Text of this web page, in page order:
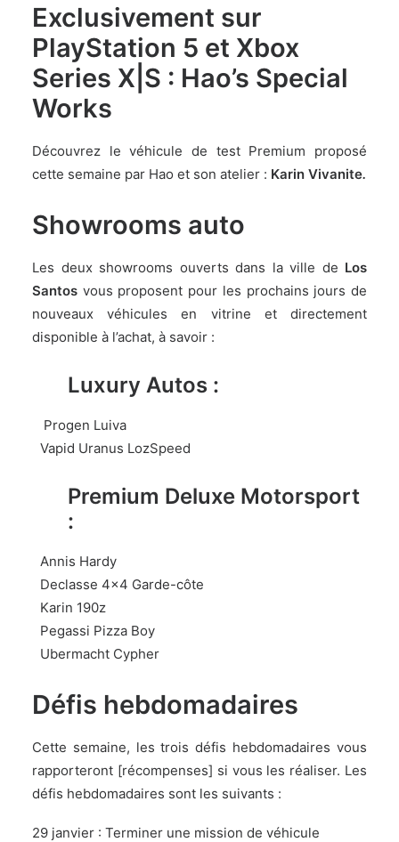
Exclusivement sur
PlayStation 5 et Xbox
Series X|S : Hao’s Special
Works
Découvrez le véhicule de test Premium proposé
cette semaine par Hao et son atelier : Karin Vivanite.
Showrooms auto
Les deux showrooms ouverts dans la ville de Los
Santos vous proposent pour les prochains jours de
nouveaux véhicules en vitrine et directement
disponible à l’achat, à savoir :
Luxury Autos :
Progen Luiva
Vapid Uranus LozSpeed
Premium Deluxe Motorsport
:
Annis Hardy
Declasse 4×4 Garde-côte
Karin 190z
Pegassi Pizza Boy
Ubermacht Cypher
Défis hebdomadaires
Cette semaine, les trois défis hebdomadaires vous
rapporteront [récompenses] si vous les réaliser. Les
défis hebdomadaires sont les suivants :
29 janvier : Terminer une mission de véhicule